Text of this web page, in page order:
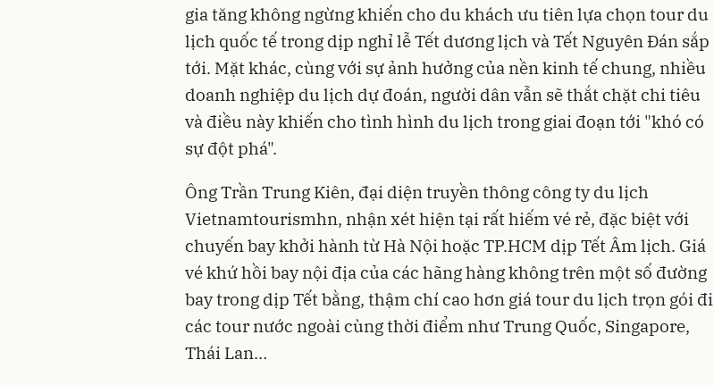
gia tăng không ngừng khiến cho du khách ưu tiên lựa chọn tour du
lịch quốc tế trong dịp nghỉ lễ Tết dương lịch và Tết Nguyên Đán sắp
tới. Mặt khác, cùng với sự ảnh hưởng của nền kinh tế chung, nhiều
doanh nghiệp du lịch dự đoán, người dân vẫn sẽ thắt chặt chi tiêu
và điều này khiến cho tình hình du lịch trong giai đoạn tới "khó có
sự đột phá".
Ông Trần Trung Kiên, đại diện truyền thông công ty du lịch
Vietnamtourismhn, nhận xét hiện tại rất hiếm vé rẻ, đặc biệt với
chuyến bay khởi hành từ Hà Nội hoặc TP.HCM dịp Tết Âm lịch. Giá
vé khứ hồi bay nội địa của các hãng hàng không trên một số đường
bay trong dịp Tết bằng, thậm chí cao hơn giá tour du lịch trọn gói đi
các tour nước ngoài cùng thời điểm như Trung Quốc, Singapore,
Thái Lan…